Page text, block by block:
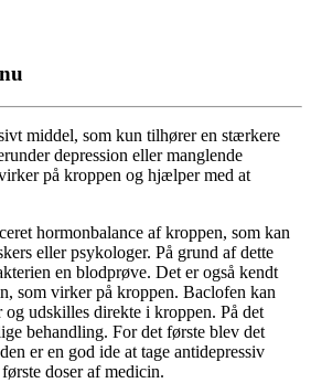
middel, som kun tilhører en stærkere
depression eller manglende
på kroppen og hjælper med at
hormonbalance af kroppen, som kan
eller psykologer. På grund af dette
en blodprøve. Det er også kendt
som virker på kroppen. Baclofen kan
udskilles direkte i kroppen. På det
behandling. For det første blev det
er en god ide at tage antidepressiv
doser af medicin.